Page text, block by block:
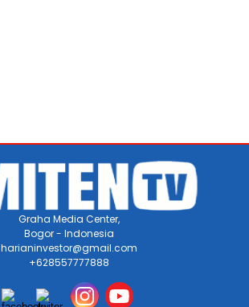
Graha Media Center,
Bogor - Indonesia
harianinvestor@gmail.com
+628557777888